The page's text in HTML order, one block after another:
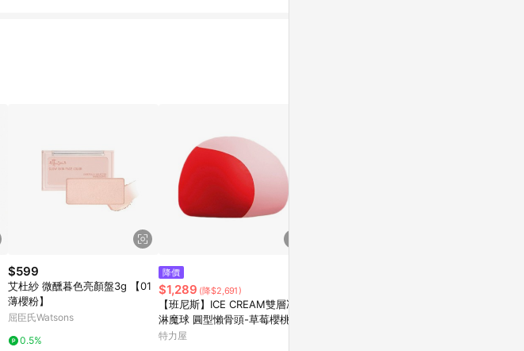
$599
艾杜紗 微醺暮色亮顏盤3g 【01
薄櫻粉】
屈臣氏Watsons
0.5%
降價
$1,289 (降$2,691)
【班尼斯】ICE CREAM雙層冰淇
淋魔球 圓型懶骨頭-草莓櫻桃
特力屋